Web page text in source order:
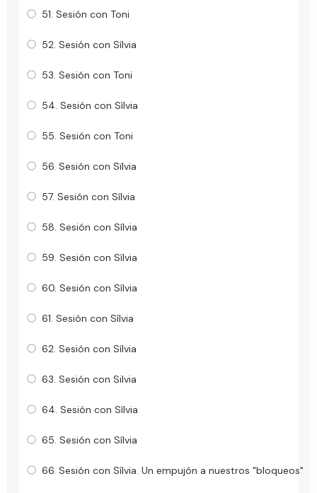
51. Sesión con Toni
52. Sesión con Sílvia
53. Sesión con Toni
54. Sesión con Sílvia
55. Sesión con Toni
56. Sesión con Sïlvia
57. Sesión con Sílvia
58. Sesión con Sílvia
59. Sesión con Sílvia
60. Sesión con Sílvia
61. Sesión con Sílvia
62. Sesión con Sílvia
63. Sesión con Silvia
64. Sesión con Sílvia
65. Sesión con Sílvia
66. Sesión con Sílvia. Un empujón a nuestros "bloqueos"